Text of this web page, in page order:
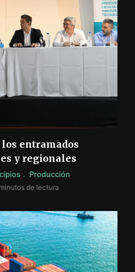
entramados
y regionales
Producción
de lectura